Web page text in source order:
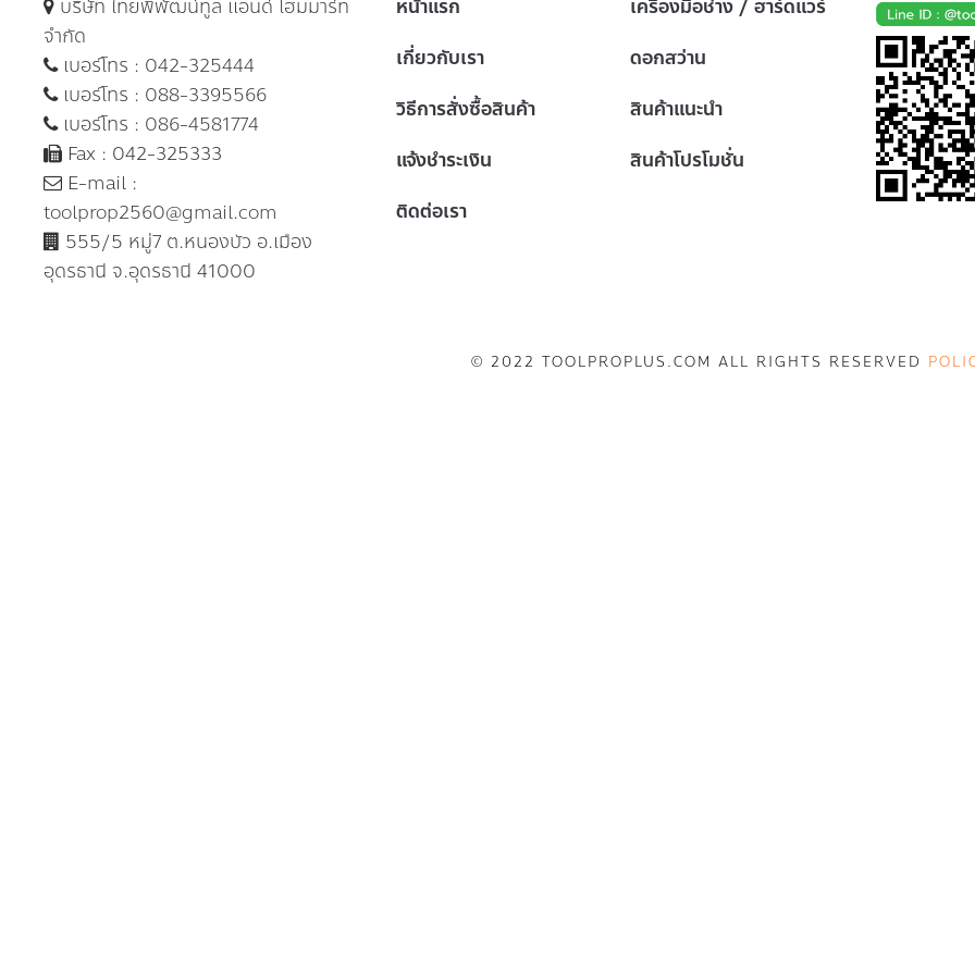
บริษัท ไทยพิพัฒน์ทูล แอนด์ โฮมมาร์ท
จำกัด
เบอร์โทร : 042-325444
เบอร์โทร : 088-3395566
เบอร์โทร : 086-4581774
Fax : 042-325333
E-mail :
toolprop2560@gmail.com
555/5 หมู่7 ต.หนองบัว อ.เมือง
อุดรธานี จ.อุดรธานี 41000
หน้าแรก
เกี่ยวกับเรา
วิธีการสั่งซื้อสินค้า
แจ้งชำระเงิน
ติดต่อเรา
เครื่องมือช่าง / ฮาร์ดแวร์
ดอกสว่าน
สินค้าแนะนำ
สินค้าโปรโมชั่น
© 2022 TOOLPROPLUS.COM ALL RIGHTS RESERVED